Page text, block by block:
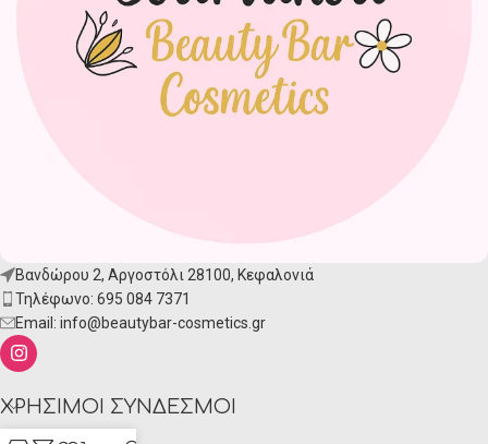
Βανδώρου 2, Αργοστόλι 28100, Κεφαλονιά
Τηλέφωνο: 695 084 7371
Email: info@beautybar-cosmetics.gr
ΧΡΉΣΙΜΟΙ ΣΎΝΔΕΣΜΟΙ